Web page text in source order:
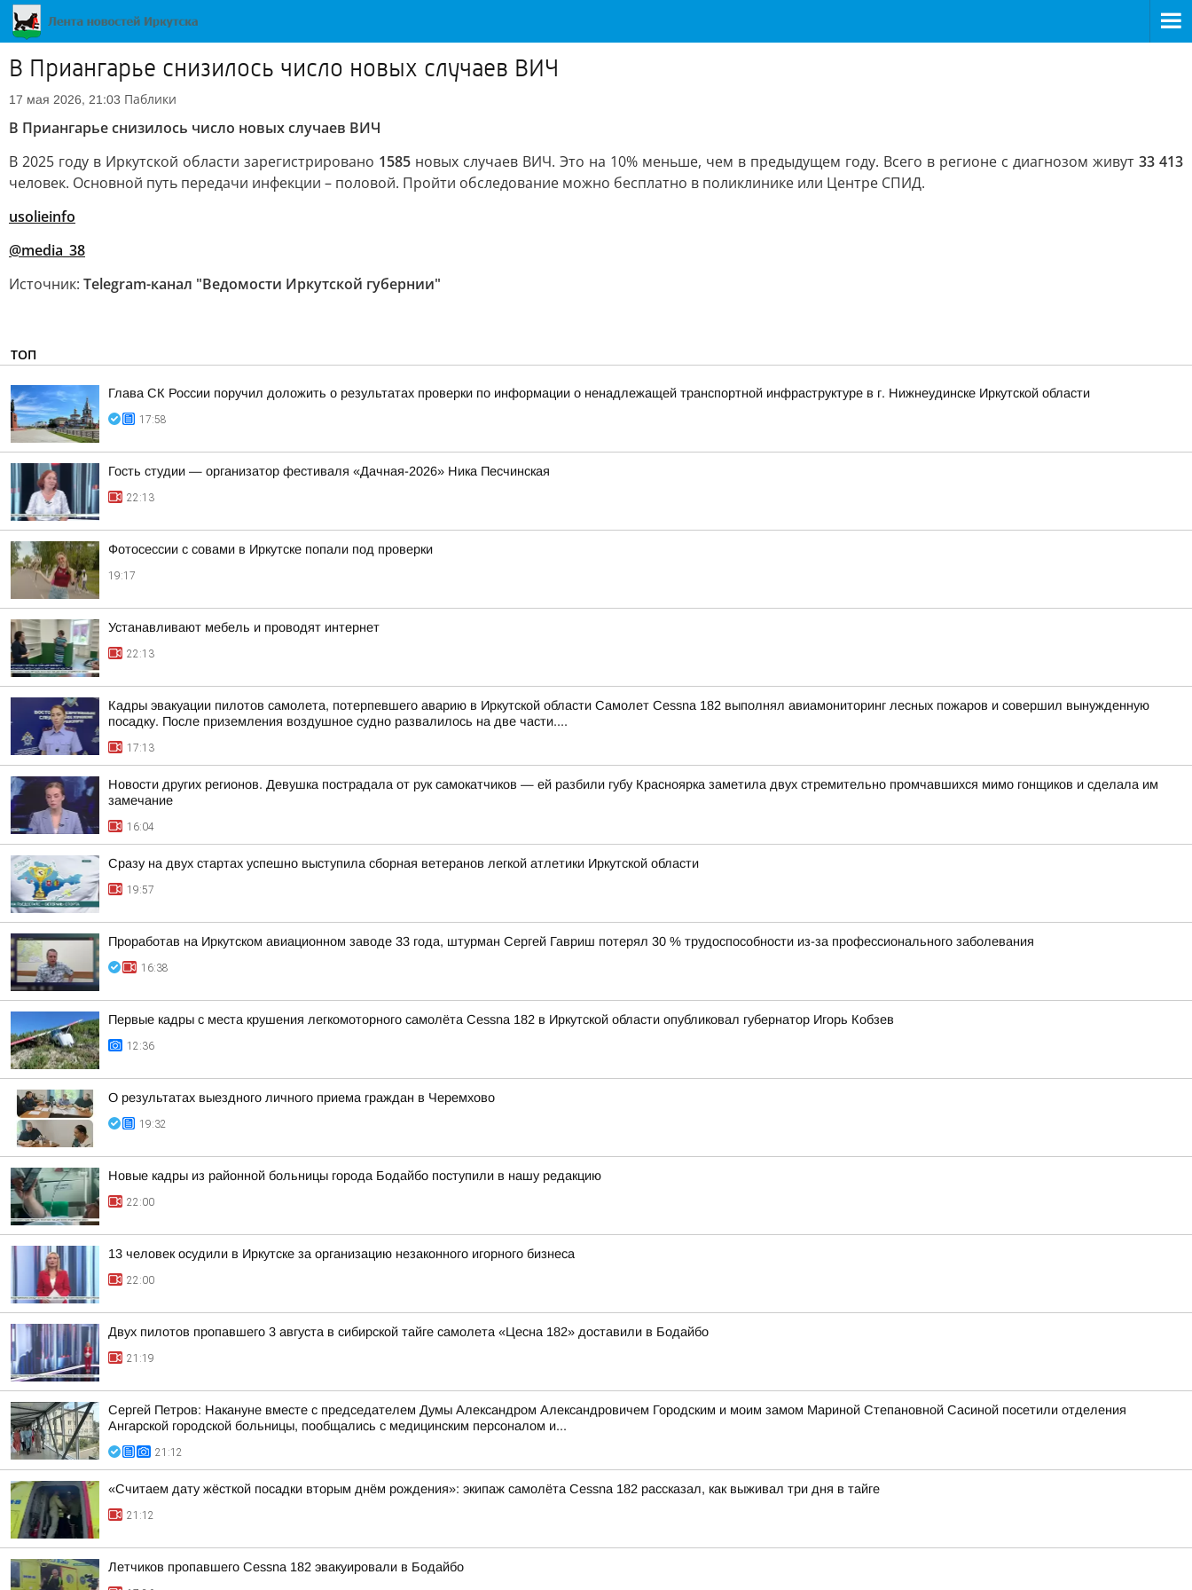
В Приангарье снизилось число новых случаев ВИЧ
17 мая 2026, 21:03 Паблики
В Приангарье снизилось число новых случаев ВИЧ
В 2025 году в Иркутской области зарегистрировано 1585 новых случаев ВИЧ. Это на 10% меньше, чем в предыдущем году. Всего в регионе с диагнозом живут 33 413
человек. Основной путь передачи инфекции – половой. Пройти обследование можно бесплатно в поликлинике или Центре СПИД.
usolieinfo
@media_38
Источник: Telegram-канал "Ведомости Иркутской губернии"
ТОП
Глава СК России поручил доложить о результатах проверки по информации о ненадлежащей транспортной инфраструктуре в г. Нижнеудинске Иркутской области
17:58
Гость студии — организатор фестиваля «Дачная-2026» Ника Песчинская
22:13
Фотосессии с совами в Иркутске попали под проверки
19:17
Устанавливают мебель и проводят интернет
22:13
Кадры эвакуации пилотов самолета, потерпевшего аварию в Иркутской области Самолет Cessna 182 выполнял авиамониторинг лесных пожаров и совершил вынужденную
посадку. После приземления воздушное судно развалилось на две части....
17:13
Новости других регионов. Девушка пострадала от рук самокатчиков — ей разбили губу Красноярка заметила двух стремительно промчавшихся мимо гонщиков и сделала им
замечание
16:04
Сразу на двух стартах успешно выступила сборная ветеранов легкой атлетики Иркутской области
19:57
Проработав на Иркутском авиационном заводе 33 года, штурман Сергей Гавриш потерял 30 % трудоспособности из-за профессионального заболевания
16:38
Первые кадры с места крушения легкомоторного самолёта Cessna 182 в Иркутской области опубликовал губернатор Игорь Кобзев
12:36
О результатах выездного личного приема граждан в Черемхово
19:32
Новые кадры из районной больницы города Бодайбо поступили в нашу редакцию
22:00
13 человек осудили в Иркутске за организацию незаконного игорного бизнеса
22:00
Двух пилотов пропавшего 3 августа в сибирской тайге самолета «Цесна 182» доставили в Бодайбо
21:19
Сергей Петров: Накануне вместе с председателем Думы Александром Александровичем Городским и моим замом Мариной Степановной Сасиной посетили отделения
Ангарской городской больницы, пообщались с медицинским персоналом и...
21:12
«Считаем дату жёсткой посадки вторым днём рождения»: экипаж самолёта Cessna 182 рассказал, как выживал три дня в тайге
21:12
Летчиков пропавшего Cessna 182 эвакуировали в Бодайбо